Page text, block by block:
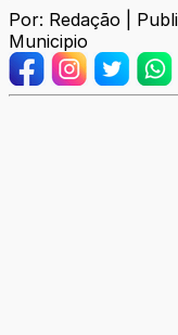
Por: Redação |
Municipio